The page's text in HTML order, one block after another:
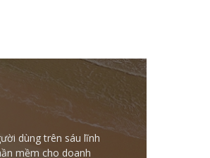
dùng trên sáu lĩnh
mềm cho doanh